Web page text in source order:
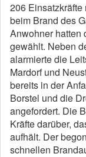
206 Einsatzkräfte
beim Brand des
Anwohner hatten
gewählt. Neben
alarmierte die
Mardorf und
bereits in der
Borstel und die
angefordert. Die
Kräfte darüber,
aufhält. Der
schnellen